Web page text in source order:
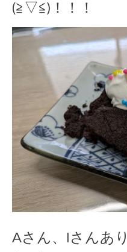
(≧▽≦)！！！
Aさん、Iさんあ